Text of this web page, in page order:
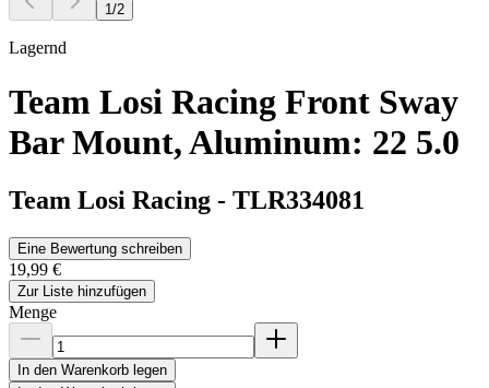
1/2
Lagernd
Team Losi Racing Front Sway
Bar Mount, Aluminum: 22 5.0
Team Losi Racing - TLR334081
Eine Bewertung schreiben
19,99 €
Zur Liste hinzufügen
Menge
In den Warenkorb legen